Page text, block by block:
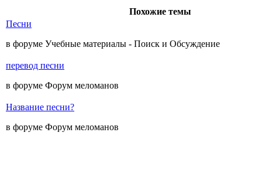
Похожие темы
Песни
в форуме Учебные материалы - Поиск и Обсуждение
перевод песни
в форуме Форум меломанов
Название песни?
в форуме Форум меломанов